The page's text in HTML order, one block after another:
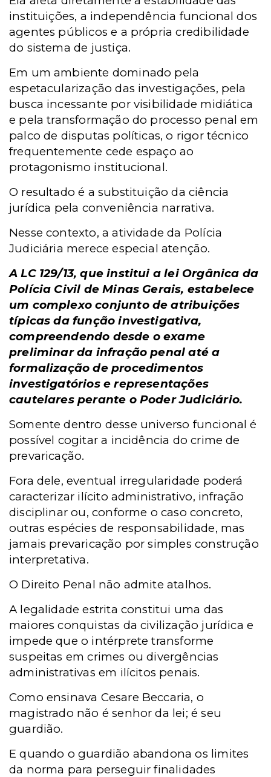
instituições, a independência funcional dos
agentes públicos e a própria credibilidade
do sistema de justiça.
Em um ambiente dominado pela
espetacularização das investigações, pela
busca incessante por visibilidade midiática
e pela transformação do processo penal em
palco de disputas políticas, o rigor técnico
frequentemente cede espaço ao
protagonismo institucional.
O resultado é a substituição da ciência
jurídica pela conveniência narrativa.
Nesse contexto, a atividade da Polícia
Judiciária merece especial atenção.
A LC 129/13, que institui a lei Orgânica da
Polícia Civil de Minas Gerais, estabelece
um complexo conjunto de atribuições
típicas da função investigativa,
compreendendo desde o exame
preliminar da infração penal até a
formalização de procedimentos
investigatórios e representações
cautelares perante o Poder Judiciário.
Somente dentro desse universo funcional é
possível cogitar a incidência do crime de
prevaricação.
Fora dele, eventual irregularidade poderá
caracterizar ilícito administrativo, infração
disciplinar ou, conforme o caso concreto,
outras espécies de responsabilidade, mas
jamais prevaricação por simples construção
interpretativa.
O Direito Penal não admite atalhos.
A legalidade estrita constitui uma das
maiores conquistas da civilização jurídica e
impede que o intérprete transforme
suspeitas em crimes ou divergências
administrativas em ilícitos penais.
Como ensinava Cesare Beccaria, o
magistrado não é senhor da lei; é seu
guardião.
E quando o guardião abandona os limites
da norma para perseguir finalidades